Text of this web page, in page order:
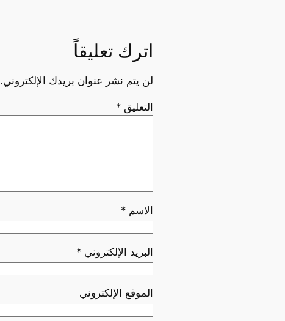
اترك تعليقاً
لن يتم نشر عنوان بريدك الإلكتروني.
التعليق *
الاسم *
البريد الإلكتروني *
الموقع الإلكتروني